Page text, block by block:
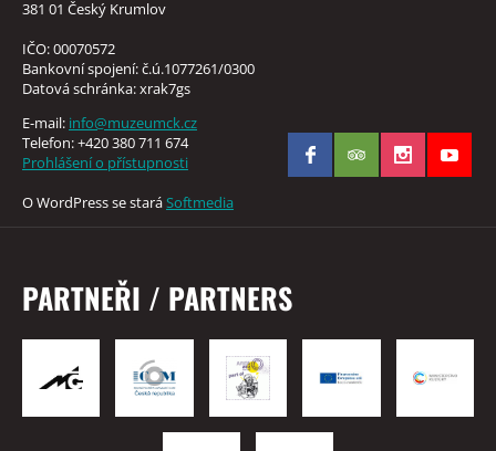
381 01 Český Krumlov
IČO: 00070572
Bankovní spojení: č.ú.1077261/0300
Datová schránka: xrak7gs
E-mail: info@muzeumck.cz
Telefon: +420 380 711 674
Prohlášení o přístupnosti
O WordPress se staráSoftmedia
PARTNEŘI / PARTNERS